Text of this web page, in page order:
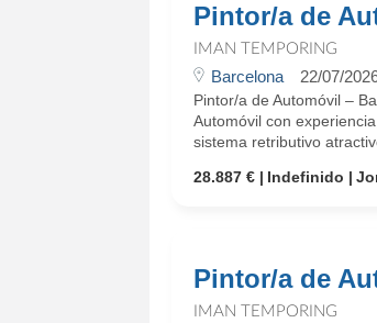
Pintor/a de
IMAN TEMPORING
Barcelona 22/07/
Pintor/a de Automóvil –
Automóvil con
sistema retributivo
28.887 €
Indefinido
Pintor/a de
IMAN TEMPORING